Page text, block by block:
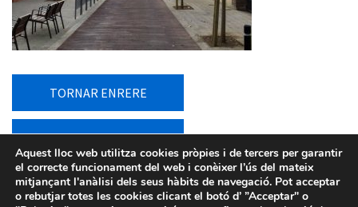
TORNAR ENRERE
TORNAR AL LLISTAT
Aquest lloc web utilitza cookies pròpies i de tercers per garantir
el correcte funcionament del web i conèixer l’ús del mateix
mitjançant l'anàlisi dels seus hàbits de navegació. Pot acceptar
o rebutjar totes les cookies clicant el botó d’ ”Acceptar" o